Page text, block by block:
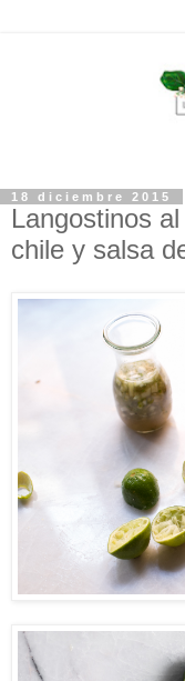
18 diciembre 2015
Langostinos
chile y salsa